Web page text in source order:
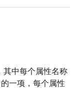
其中每个属性名称
一项，每个属性